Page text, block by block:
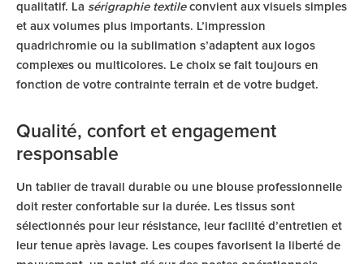
qualitatif. La sérigraphie textileconvient aux visuels simples
et aux volumes plus importants. L’impression
quadrichromie ou la sublimation s’adaptent aux logos
complexes ou multicolores. Le choix se fait toujours en
fonction de votre contrainte terrain et de votre budget.
Qualité, confort et engagement
responsable
Un tablier de travail durable ou une blouse professionnelle
doit rester confortable sur la durée. Les tissus sont
sélectionnés pour leur résistance, leur facilité d’entretien et
leur tenue après lavage. Les coupes favorisent la liberté de